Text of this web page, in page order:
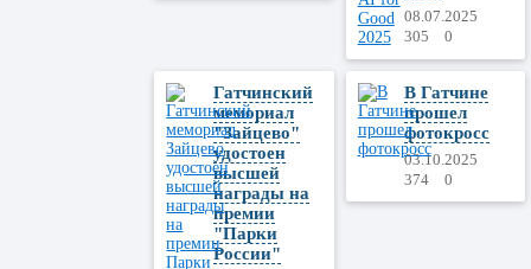
08.07.2025
305
0
Гатчинский
мемориал
"Зайцево"
удостоен
высшей
награды на
премии
"Парки
России"
В Гатчине
прошел
фотокросс
03.10.2025
374
0